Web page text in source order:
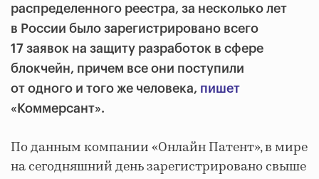
распределенного реестра, за несколько лет
в России было зарегистрировано всего
17 заявок на защиту разработок в сфере
блокчейн, причем все они поступили
от одного и того же человека, пишет
«Коммерсант».
По данным компании «Онлайн Патент», в мире
на сегодняшний день зарегистрировано свыше